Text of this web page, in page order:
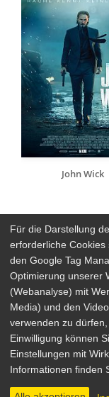
John Wick
Arthaus Stores
Social Media
Detailsuche
Newsletter
Über Arthaus
AGB
Für die Darstellung
erforderliche Cookies
den Google Tag
Optimierung unserer
(Webanalyse) mit
Media) und den
verwenden zu
Einwilligung können
Einstellungen mit
Informationen finden